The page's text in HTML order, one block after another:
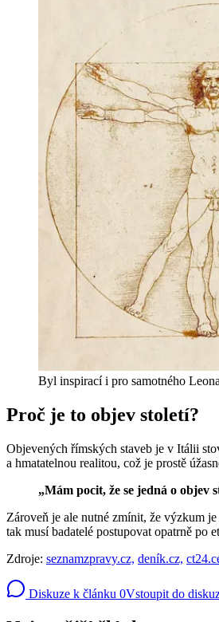
Byl inspirací i pro samotného
Proč je to objev století?
Objevených římských staveb je v Itálii
a hmatatelnou realitou, což je prostě
„Mám pocit, že se jedná o objev
Zároveň je ale nutné zmínit, že výzkum
tak musí badatelé postupovat opatrně po
Zdroje: seznamzpravy.cz, deník.cz,
Diskuze k článku 0Vstoupit do